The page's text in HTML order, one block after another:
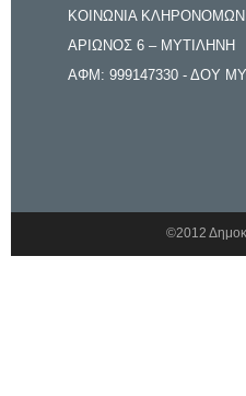
ΚΟΙΝΩΝΙΑ
ΑΡΙΩΝΟΣ 6 – ΜΥΤΙΛΗΝΗ
ΑΦΜ: 999147330 - ΔΟΥ
©2012